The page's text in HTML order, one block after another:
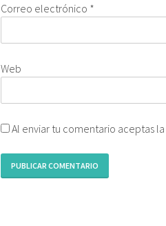
Correo electrónico *
Web
Al enviar tu comentario aceptas la